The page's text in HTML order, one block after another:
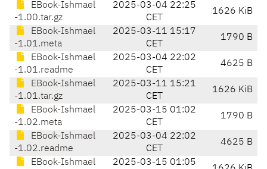
EBook-Ishmael
-1.00.tar.gz
2025-03-04 22:25
CET
1626 KiB
EBook-Ishmael
-1.01.meta
2025-03-11 15:17
CET
1790 B
EBook-Ishmael
-1.01.readme
2025-03-04 22:02
CET
4625 B
EBook-Ishmael
-1.01.tar.gz
2025-03-11 15:21
CET
1626 KiB
EBook-Ishmael
-1.02.meta
2025-03-15 01:02
CET
1790 B
EBook-Ishmael
-1.02.readme
2025-03-04 22:02
CET
4625 B
EBook-Ishmael
2025-03-15 01:05